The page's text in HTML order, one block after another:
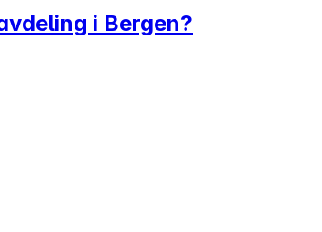
i Bergen?